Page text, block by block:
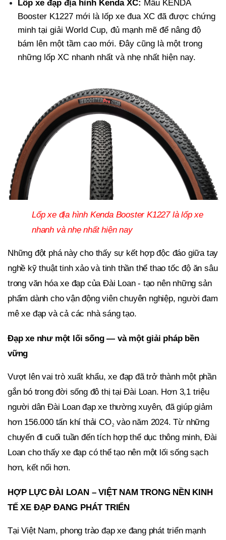
Lốp xe đạp địa hình Kenda XC: Mẫu KENDA
Booster K1227 mới là lốp xe đua XC đã được chứng
minh tại giải World Cup, đủ mạnh mẽ để nâng độ
bám lên một tầm cao mới. Đây cũng là một trong
những lốp XC nhanh nhất và nhẹ nhất hiện nay.
Lốp xe địa hình Kenda Booster K1227 là lốp xe
nhanh và nhẹ nhất hiện nay
Những đột phá này cho thấy sự kết hợp độc đáo giữa tay
nghề kỹ thuật tinh xảo và tinh thần thể thao tốc độ ăn sâu
trong văn hóa xe đạp của Đài Loan - tạo nên những sản
phẩm dành cho vận động viên chuyên nghiệp, người đam
mê xe đạp và cả các nhà sáng tạo.
Đạp xe như một lối sống — và một giải pháp bền
vững
Vượt lên vai trò xuất khẩu, xe đạp đã trở thành một phần
gắn bó trong đời sống đô thị tại Đài Loan. Hơn 3,1 triệu
người dân Đài Loan đạp xe thường xuyên, đã giúp giảm
hơn 156.000 tấn khí thải CO₂ vào năm 2024. Từ những
chuyến đi cuối tuần đến tích hợp thể dục thông minh, Đài
Loan cho thấy xe đạp có thể tạo nên một lối sống sạch
hơn, kết nối hơn.
HỢP LỰC ĐÀI LOAN – VIỆT NAM TRONG NỀN KINH
TẾ XE ĐẠP ĐANG PHÁT TRIỂN
Tại Việt Nam, phong trào đạp xe đang phát triển mạnh